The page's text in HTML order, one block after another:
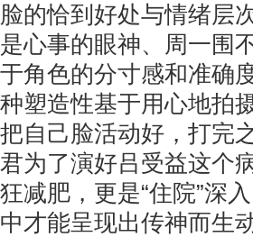
脸的恰到好处与情绪层
是心事的眼神、周一围
于角色的分寸感和准确
种塑造性基于用心地拍
把自己脸活动好，打完
君为了演好吕受益这个
狂减肥，更是“住院”深
中才能呈现出传神而生